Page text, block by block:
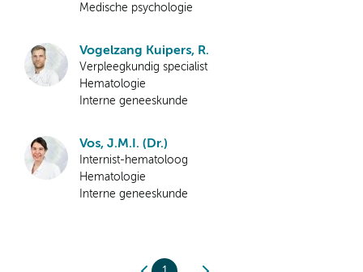
Medische psychologie
Vogelzang Kuipers, R.
Verpleegkundig specialist
Hematologie
Interne geneeskunde
Vos, J.M.I. (Dr.)
Internist-hematoloog
Hematologie
Interne geneeskunde